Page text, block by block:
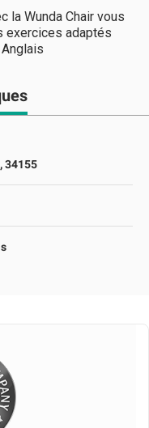
la Wunda Chair vous
exercices adaptés
34155